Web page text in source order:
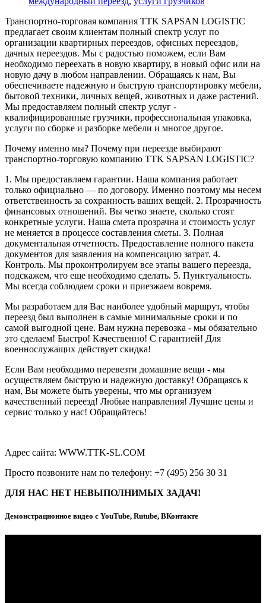
Транспортно-торговая компания TTK SAPSAN LOGISTIC
предлагает своим клиентам полный спектр услуг по
организации квартирных переездов, офисных переездов,
дачных переездов. Мы с радостью поможем, если Вам
необходимо переехать в новую квартиру, в новый офис или на
новую дачу в любом направлении. Обращаясь к нам, Вы
обеспечиваете надежную и быструю транспортировку мебели,
бытовой техники, личных вещей, животных и даже растений.
Мы предоставляем полный спектр услуг -
квалифицированные грузчики, профессиональная упаковка,
услуги по сборке и разборке мебели и многое другое.
Почему именно мы? Почему при переезде выбирают
транспортно-торговую компанию TTK SAPSAN LOGISTIC?
1. Мы предоставляем гарантии. Наша компания работает
только официально — по договору. Именно поэтому мы несем
ответственность за сохранность ваших вещей. 2. Прозрачность
финансовых отношений. Вы четко знаете, сколько стоят
конкретные услуги. Наша смета прозрачна и стоимость услуг
не меняется в процессе составления сметы. 3. Полная
документальная отчетность. Предоставление полного пакета
документов для заявления на компенсацию затрат. 4.
Контроль. Мы проконтролируем все этапы вашего переезда,
подскажем, что еще необходимо сделать. 5. Пунктуальность.
Мы всегда соблюдаем сроки и приезжаем вовремя.
Мы разработаем для Вас наиболее удобный маршрут, чтобы
переезд был выполнен в самые минимальные сроки и по
самой выгодной цене. Вам нужна перевозка - мы обязательно
это сделаем! Быстро! Качественно! С гарантией! Для
военнослужащих действует скидка!
Если Вам необходимо перевезти домашние вещи - мы
осуществляем быструю и надежную доставку! Обращаясь к
нам, Вы можете быть уверены, что мы организуем
качественный переезд! Любые направления! Лучшие цены и
сервис только у нас! Обращайтесь!
Адрес сайта: WWW.TTK-SL.COM
Просто позвоните нам по телефону: +7 (495) 256 30 31
ДЛЯ НАС НЕТ НЕВЫПОЛНИМЫХ ЗАДАЧ!
Демонстрационное видео с YouTube, Rutube, ВКонтакте